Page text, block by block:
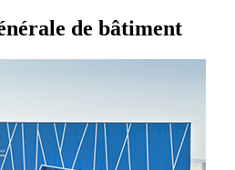
de bâtiment